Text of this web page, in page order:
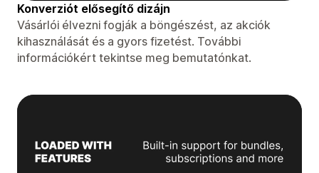
Konverziót elősegítő dizájn
Vásárlói élvezni fogják a böngészést, az akciók
kihasználását és a gyors fizetést. További
információkért tekintse meg bemutatónkat.